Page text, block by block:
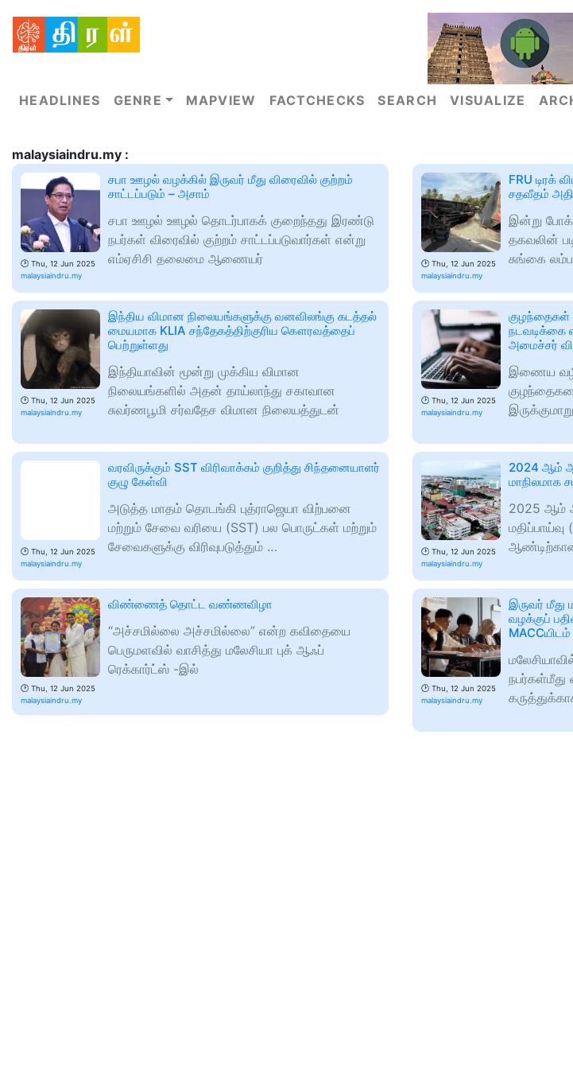
HEADLINES GENRE MAPVIEW FACTCHECKS SEARCH VISUALIZE
malaysiaindru.my :
🕑 Thu, 12 Jun 2025
malaysiaindru.my
சபா ஊழல் வழக்கில் இருவர் மீது விரைவில் குற்றம்
சாட்டப்படும் – அசாம்
சபா ஊழல் ஊழல் தொடர்பாகக் குறைந்தது இரண்டு
நபர்கள் விரைவில் குற்றம் சாட்டப்படுவார்கள் என்று
எம்ஏசிசி தலைமை ஆணையர்
🕑 Thu, 12 Jun 2025
malaysiaindru.my
FRU டிரக்
சதவீதம்
இன்று
தகவலின்
சுங்கை
🕑 Thu, 12 Jun 2025
malaysiaindru.my
இந்திய விமான நிலையங்களுக்கு வனவிலங்கு கடத்தல்
மையமாக KLIA சந்தேகத்திற்குரிய கௌரவத்தைப்
பெற்றுள்ளது
இந்தியாவின் மூன்று முக்கிய விமான
நிலையங்களில் அதன் தாய்லாந்து சகாவான
சுவர்ணபூமி சர்வதேச விமான நிலையத்துடன்
🕑 Thu, 12 Jun 2025
malaysiaindru.my
குழந்தைகள்
நடவடிக்கை
அமைச்சர்
இணைய வழி
🕑 Thu, 12 Jun 2025
malaysiaindru.my
வரவிருக்கும் SST விரிவாக்கம் குறித்து சிந்தனையாளர்
குழு கேள்வி
அடுத்த மாதம் தொடங்கி புத்ராஜெயா விற்பனை
மற்றும் சேவை வரியை (SST) பல பொருட்கள் மற்றும்
சேவைகளுக்கு விரிவுபடுத்தும் …
🕑 Thu, 12 Jun 2025
malaysiaindru.my
2024 ஆம்
மாநிலமாக
2025 ஆம்
🕑 Thu, 12 Jun 2025
malaysiaindru.my
விண்ணைத் தொட்ட வண்ணவிழா
“அச்சமில்லை அச்சமில்லை” என்ற கவிதையை
பெருமளவில் வாசித்து மலேசியா புக் ஆஃப்
ரெக்கார்ட்ஸ் -இல்
🕑 Thu, 12 Jun 2025
malaysiaindru.my
இருவர்
வழக்குப்
நபர்கள்மீது